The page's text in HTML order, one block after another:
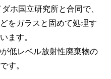
ホ国立研究所と合同で、
をガラスと固めて処理す
ます。
低レベル放射性廃棄物の
す。